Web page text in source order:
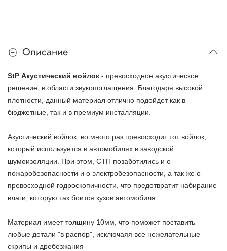
Описание
StP Акустический войлок - превосходное акустическое
решение, в области звукопоглащения. Благодаря высокой
плотности, данный материал отлично подойдет как в
бюджетные, так и в премиум инсталляции.
Акустический войлок, во много раз превосходит тот войлок,
который используется в автомобилях в заводской
шумоизоляции. При этом, СТП позаботились и о
пожаробезопасности и о электробезопасности, а так же о
превосходной годроскопичности, что предотвратит набирание
влаги, которую так боится кузов автомобиля.
Материал имеет толщину 10мм, что поможет поставить
любые детали "в распор", исключаяя все нежелательные
скрипы и дребезжания